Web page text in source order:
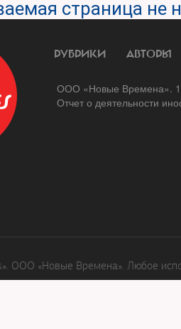
страница не
РУБРИКИ АВТОРЫ
ООО «Новые Времена».
Отчет о деятельности
«Новые Времена». Любое